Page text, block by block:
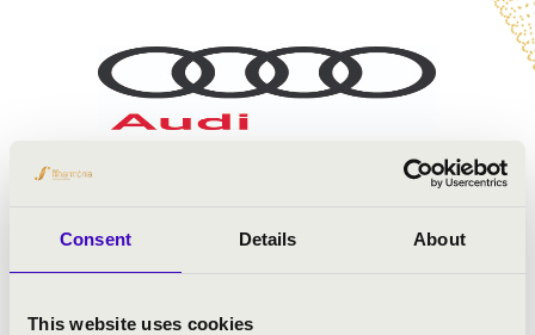
Consent Details About
This website uses cookies